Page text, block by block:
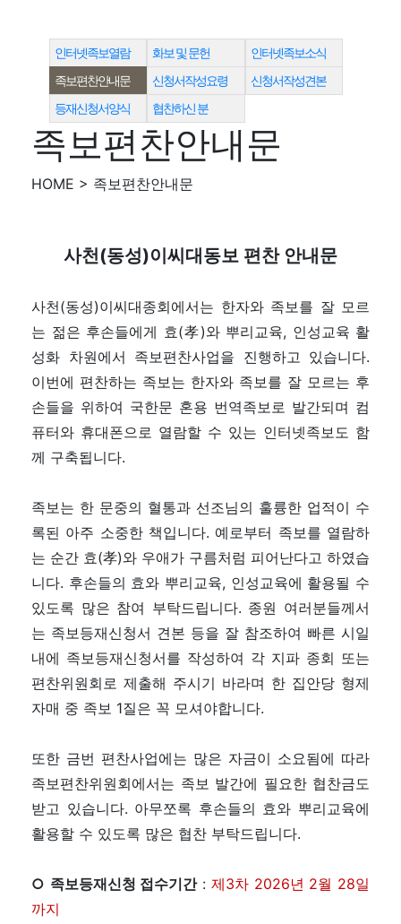
인터넷족보열람 화보 및 문헌
인터넷족보소식
족보편찬안내문
신청서작성요령
신청서작성견본
등재신청서양식
협찬하신 분
족보편찬안내문
HOME > 족보편찬안내문
사천(동성)이씨대동보 편찬 안내문
사천(동성)이씨대종회에서는 한자와 족보를 잘 모르
는 젊은 후손들에게 효(孝)와 뿌리교육, 인성교육 활
성화 차원에서 족보편찬사업을 진행하고 있습니다.
이번에 편찬하는 족보는 한자와 족보를 잘 모르는 후
손들을 위하여 국한문 혼용 번역족보로 발간되며 컴
퓨터와 휴대폰으로 열람할 수 있는 인터넷족보도 함
께 구축됩니다.
족보는 한 문중의 혈통과 선조님의 훌륭한 업적이 수
록된 아주 소중한 책입니다. 예로부터 족보를 열람하
는 순간 효(孝)와 우애가 구름처럼 피어난다고 하였습
니다. 후손들의 효와 뿌리교육, 인성교육에 활용될 수
있도록 많은 참여 부탁드립니다. 종원 여러분들께서
는 족보등재신청서 견본 등을 잘 참조하여 빠른 시일
내에 족보등재신청서를 작성하여 각 지파 종회 또는
편찬위원회로 제출해 주시기 바라며 한 집안당 형제
자매 중 족보 1질은 꼭 모셔야합니다.
또한 금번 편찬사업에는 많은 자금이 소요됨에 따라
족보편찬위원회에서는 족보 발간에 필요한 협찬금도
받고 있습니다. 아무쪼록 후손들의 효와 뿌리교육에
활용할 수 있도록 많은 협찬 부탁드립니다.
○ 족보등재신청 접수기간: 제3차 2026년 2월 28일
까지